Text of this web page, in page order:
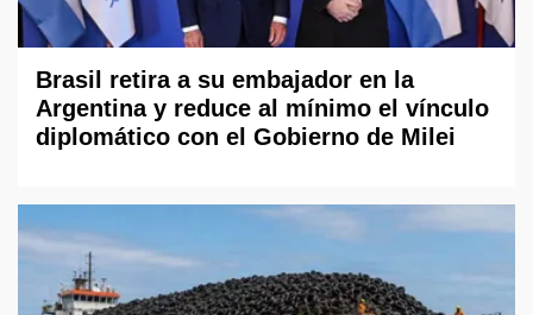
Brasil retira a su embajador en la
Argentina y reduce al mínimo el vínculo
diplomático con el Gobierno de Milei